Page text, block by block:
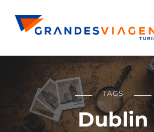
Grandes Viagens
TAGS
Dublin